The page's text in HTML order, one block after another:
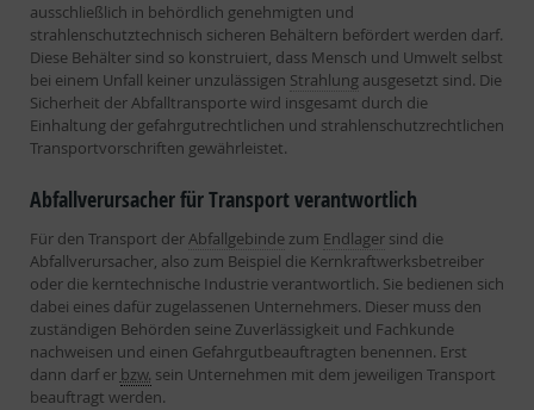
ausschließlich in behördlich genehmigten und
strahlenschutztechnisch sicheren Behältern befördert werden darf.
Diese Behälter sind so konstruiert, dass Mensch und Umwelt selbst
bei einem Unfall keiner unzulässigen Strahlungausgesetzt sind. Die
Sicherheit der Abfalltransporte wird insgesamt durch die
Einhaltung der gefahrgutrechtlichen und strahlenschutzrechtlichen
Transportvorschriften gewährleistet.
Abfallverursacher für Transport verantwortlich
Für den Transport derAbfallgebindezum Endlagersind die
Abfallverursacher, also zum Beispiel die Kernkraftwerksbetreiber
oder die kerntechnische Industrie verantwortlich. Sie bedienen sich
dabei eines dafür zugelassenen Unternehmers. Dieser muss den
zuständigen Behörden seine Zuverlässigkeit und Fachkunde
nachweisen und einen Gefahrgutbeauftragten benennen. Erst
dann darf er bzw. sein Unternehmen mit dem jeweiligen Transport
beauftragt werden.